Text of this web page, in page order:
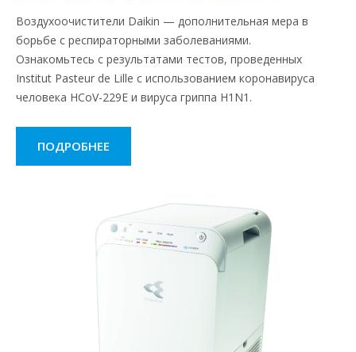
Воздухоочистители Daikin — дополнительная мера в
борьбе с респираторными заболеваниями.
Ознакомьтесь с результатами тестов, проведенных
Institut Pasteur de Lille с использованием коронавируса
человека HCoV-229E и вируса гриппа H1N1.
ПОДРОБНЕЕ